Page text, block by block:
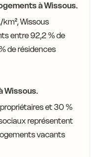
à Wissous.
Wissous
entre 92,2 % de
de résidences
Wissous.
et 30 %
représentent
vacants